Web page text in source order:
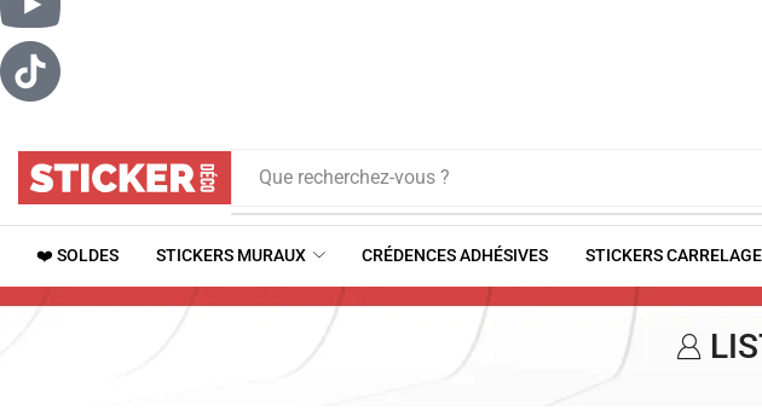
Que recherchez-vous ?
❤️ SOLDES STICKERS MURAUX CRÉDENCES ADHÉSIVES STICKERS